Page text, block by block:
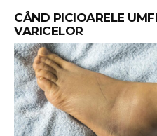
CÂND PICIOARELE
VARICELOR